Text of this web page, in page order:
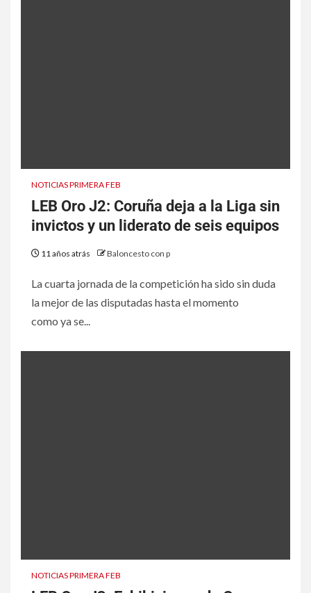
NOTICIAS PRIMERA FEB
LEB Oro J2: Coruña deja a la Liga sin
invictos y un liderato de seis equipos
11 años atrás Baloncesto con p
La cuarta jornada de la competición ha sido sin duda
la mejor de las disputadas hasta el momento
como ya se...
NOTICIAS PRIMERA FEB